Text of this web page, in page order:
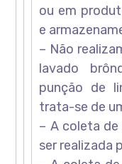
ou em
e
– Não
lavado
punção de
trata-se de
– A coleta
ser realizada